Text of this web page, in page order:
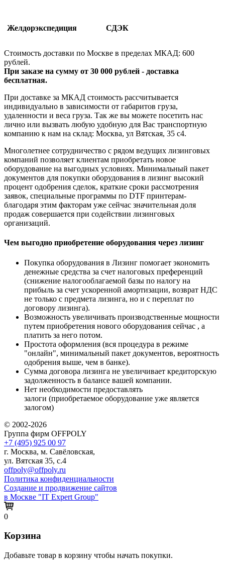
Желдорэкспедиция СДЭК
Стоимость доставки по Москве в пределах МКАД: 600
рублей.
При заказе на сумму от 30 000 рублей - доставка
бесплатная.
При доставке за МКАД стоимость рассчитывается
индивидуально в зависимости от габаритов груза,
удаленности и веса груза. Так же вы можете посетить нас
лично или вызвать любую удобную для Вас транспортную
компанию к нам на склад: Москва, ул Вятская, 35 c4.
Многолетнее сотрудничество с рядом ведущих лизинговых
компаний позволяет клиентам приобретать новое
оборудование на выгодных условиях. Минимальный пакет
документов для покупки оборудования в лизинг высокий
процент одобрения сделок, краткие сроки рассмотрения
заявок, специальные программы по DTF принтерам-
благодаря этим факторам уже сейчас значительная доля
продаж совершается при содействии лизинговых
организаций.
Чем выгодно приобретение оборудования через лизинг
Покупка оборудования в Лизинг помогает экономить
денежные средства за счет налоговых преференций
(снижение налогооблагаемой базы по налогу на
прибыль за счет ускоренной амортизации, возврат НДС
не только с предмета лизинга, но и с переплат по
договору лизинга).
Возможность увеличивать производственные мощности
путем приобретения нового оборудования сейчас , а
платить за него потом.
Простота оформления (вся процедура в режиме
"онлайн", минимальный пакет документов, вероятность
одобрения выше, чем в банке).
Сумма договора лизинга не увеличивает кредиторскую
задолженность в балансе вашей компании.
Нет необходимости предоставлять
залоги (приобретаемое оборудование уже является
залогом)
© 2002-2026
Группа фирм OFFPOLY
+7 (495) 925 00 97
г. Москва, м. Савёловская,
ул. Вятская 35, с.4
offpoly@offpoly.ru
Политика конфиденциальности
Создание и продвижение сайтов
в Москве "IT Expert Group"
0
Корзина
Добавьте товар в корзину чтобы начать покупки.